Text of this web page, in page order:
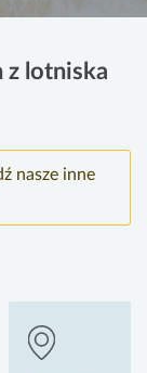
z lotniska
nasze inne